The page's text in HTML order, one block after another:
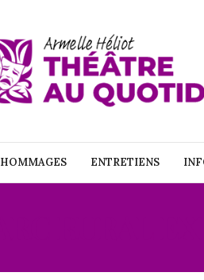
HOMMAGES ENTRETIENS